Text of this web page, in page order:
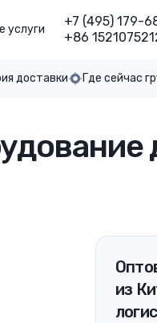
услуги
+7 (495) 179-
+86
доставки Где сейчас
из